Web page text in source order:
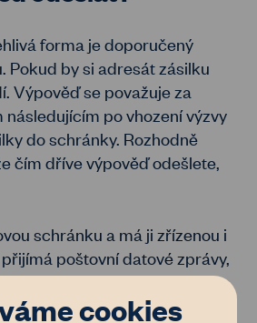
forma je doporučený
Pokud by si adresát zásilku
Výpověď se považuje za
po vhození výzvy
do schránky. Rozhodně
čím dříve výpověď odešlete,
schránku a má ji zřízenou i
poštovní datové zprávy,
datovou zprávou. Zda
a zda přijímá poštovní
cookies